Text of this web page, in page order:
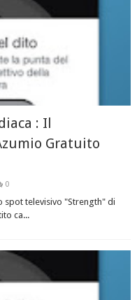
: Il
Gratuito
0
spot televisivo "Strength" di
ca...